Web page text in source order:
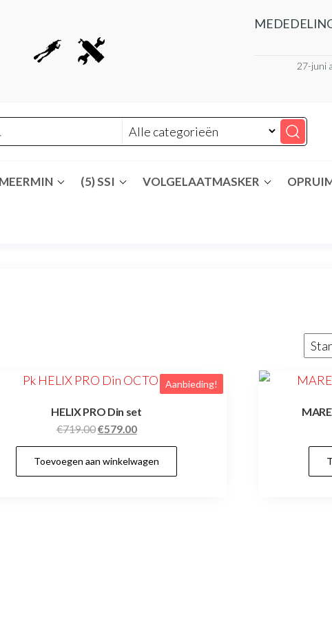
27-juni
(5) SSI VOLGELAATMASKER
Aanbieding!
HELIX PRO Din set
€719.00Oorspronkelijke
prijs
was:
€719.00.
€579.00Huidige
prijs
is:
€579.00.
Toevoegen aan winkelwagen